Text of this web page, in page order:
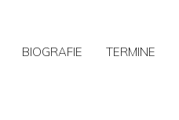
BIOGRAFIE TERMINE